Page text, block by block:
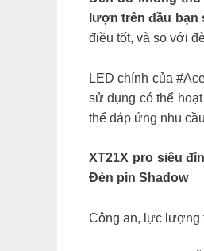
lượn trên đầu
điều tốt, và so với
LED chính của
sử dụng có thể
thể đáp ứng nhu
XT21X pro siêu
Đèn pin Shadow
Công an, lực lượng